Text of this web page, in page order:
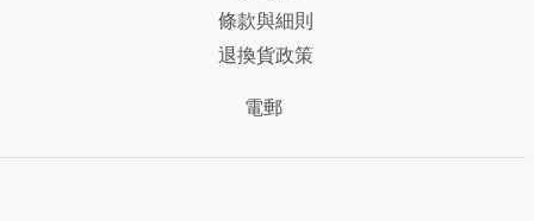
條款與細則
退換貨政策
電郵